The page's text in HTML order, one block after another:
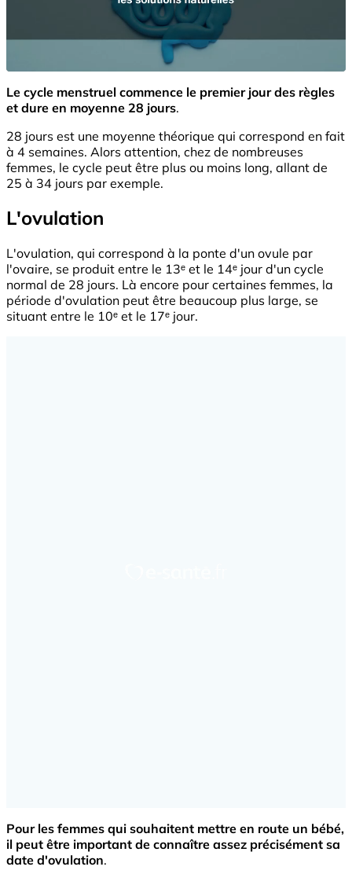
Le cycle menstruel commence le premier jour des règles
et dure en moyenne 28 jours.
28 jours est une moyenne théorique qui correspond en fait
à 4 semaines. Alors attention, chez de nombreuses
femmes, le cycle peut être plus ou moins long, allant de
25 à 34 jours par exemple.
L'ovulation
L'ovulation, qui correspond à la ponte d'un ovule par
l'ovaire, se produit entre le 13ᵉ et le 14ᵉ jour d'un cycle
normal de 28 jours. Là encore pour certaines femmes, la
période d'ovulation peut être beaucoup plus large, se
situant entre le 10ᵉ et le 17ᵉ jour.
Pour les femmes qui souhaitent mettre en route un bébé,
il peut être important de connaître assez précisément sa
date d'ovulation.